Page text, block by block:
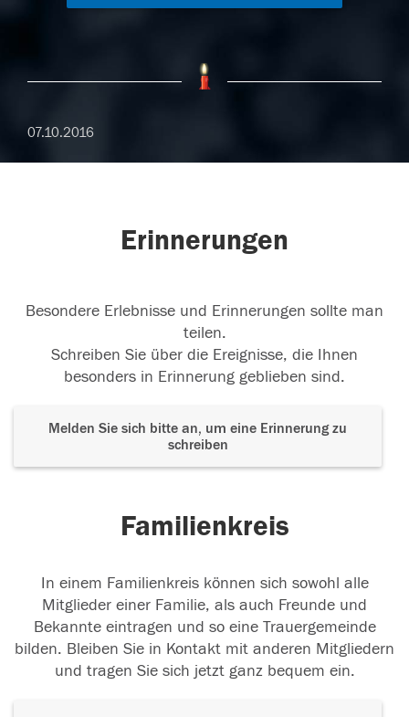
07.10.2016
Erinnerungen
Besondere Erlebnisse und Erinnerungen sollte man
teilen.
Schreiben Sie über die Ereignisse, die Ihnen
besonders in Erinnerung geblieben sind.
Melden Sie sich bitte an, um eine Erinnerung zu
schreiben
Familienkreis
In einem Familienkreis können sich sowohl alle
Mitglieder einer Familie, als auch Freunde und
Bekannte eintragen und so eine Trauergemeinde
bilden. Bleiben Sie in Kontakt mit anderen Mitgliedern
und tragen Sie sich jetzt ganz bequem ein.